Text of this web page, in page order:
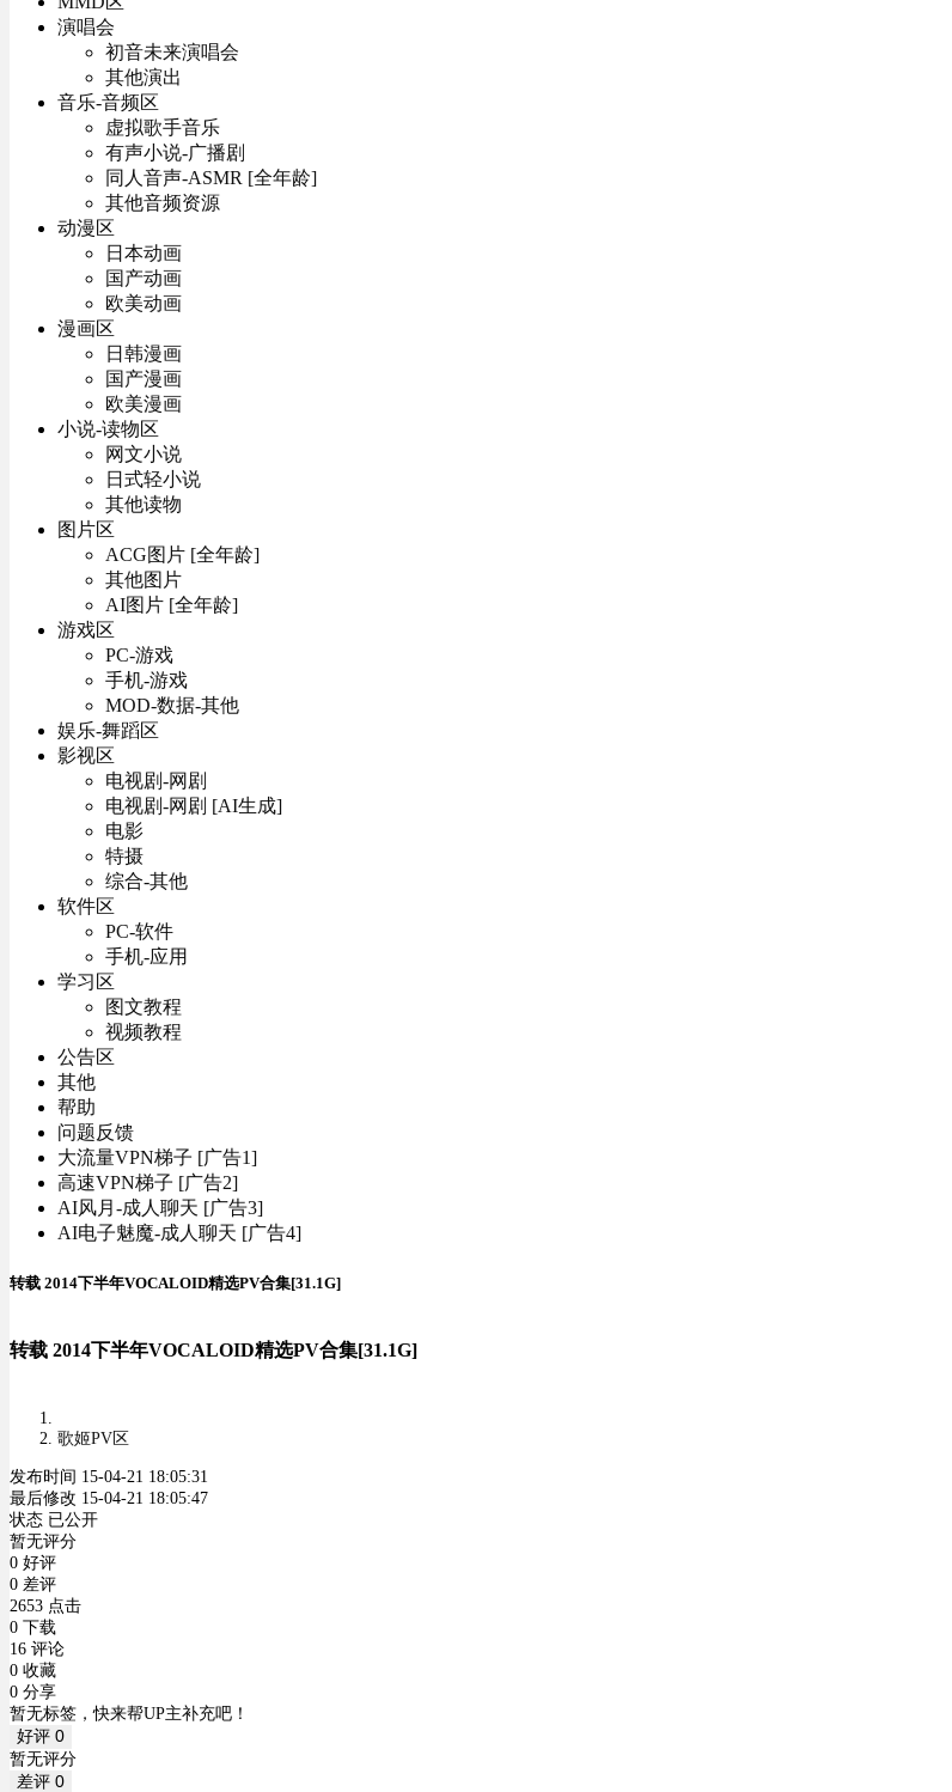
演唱会
初音未来演唱会
其他演出
音乐-音频区
虚拟歌手音乐
有声小说-广播剧
同人音声-ASMR [全年龄]
其他音频资源
动漫区
日本动画
国产动画
欧美动画
漫画区
日韩漫画
国产漫画
欧美漫画
小说-读物区
网文小说
日式轻小说
其他读物
图片区
ACG图片 [全年龄]
其他图片
AI图片 [全年龄]
游戏区
PC-游戏
手机-游戏
MOD-数据-其他
娱乐-舞蹈区
影视区
电视剧-网剧
电视剧-网剧 [AI生成]
电影
特摄
综合-其他
软件区
PC-软件
手机-应用
学习区
图文教程
视频教程
公告区
其他
帮助
问题反馈
大流量VPN梯子 [广告1]
高速VPN梯子 [广告2]
AI风月-成人聊天 [广告3]
AI电子魅魔-成人聊天 [广告4]
转载 2014下半年VOCALOID精选PV合集[31.1G]
转载 2014下半年VOCALOID精选PV合集[31.1G]
歌姬PV区
发布时间 15-04-21 18:05:31
最后修改 15-04-21 18:05:47
状态 已公开
暂无评分
0 好评
0 差评
2653 点击
0 下载
16 评论
0 收藏
0 分享
暂无标签，快来帮UP主补充吧！
好评 0
暂无评分
差评 0